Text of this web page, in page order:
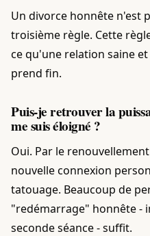
Un divorce honnête n'est
troisième règle. Cette
ce qu'une relation saine
prend fin.
Puis-je retrouver la
me suis éloigné ?
Oui. Par le
nouvelle connexion
tatouage. Beaucoup de
"redémarrage" honnête -
seconde séance - suffit.